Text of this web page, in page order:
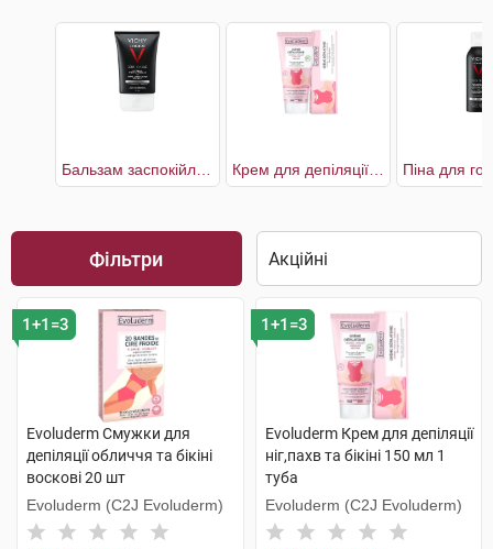
Фільтри
1+1=3
Evoluderm Смужки для
депіляції обличчя та бікіні
воскові 20 шт
Evoluderm (C2J Evoluderm)
1+1=3
Evoluderm Крем для депіляції
ніг,пахв та бікіні 150 мл 1
туба
Evoluderm (C2J Evoluderm)